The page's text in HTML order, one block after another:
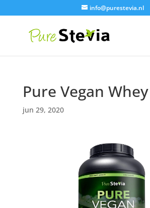
info@purestevia.nl
Pure Vegan Whey
jun 29, 2020